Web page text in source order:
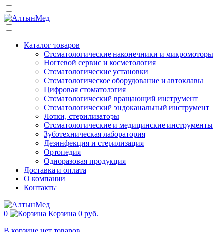
Каталог товаров
Стоматологические наконечники и микромоторы
Ногтевой сервис и косметология
Стоматологические установки
Стоматологическое оборудование и автоклавы
Цифровая стоматология
Стоматологический вращающий инструмент
Стоматологический эндоканальный инструмент
Лотки, стерилизаторы
Стоматологические и медицинские инструменты
Зуботехническая лаборатория
Дезинфекция и стерилизация
Ортопедия
Одноразовая продукция
Доставка и оплата
О компании
Контакты
0 Корзина 0 руб.
В корзине нет товаров